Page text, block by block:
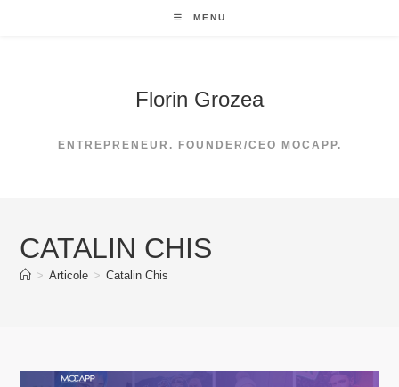
MENU
Florin Grozea
ENTREPRENEUR. FOUNDER/CEO MOCAPP.
CATALIN CHIS
> Articole > Catalin Chis